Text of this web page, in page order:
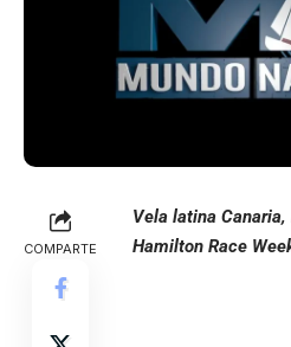
COMPARTE
Vela latina
Hamilton Race